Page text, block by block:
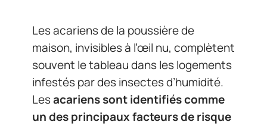
Les acariens de la poussière de
maison, invisibles à l’œil nu, complètent
souvent le tableau dans les logements
infestés par des insectes d’humidité.
Lesacariens sont identifiés comme
un des principaux facteurs de risque